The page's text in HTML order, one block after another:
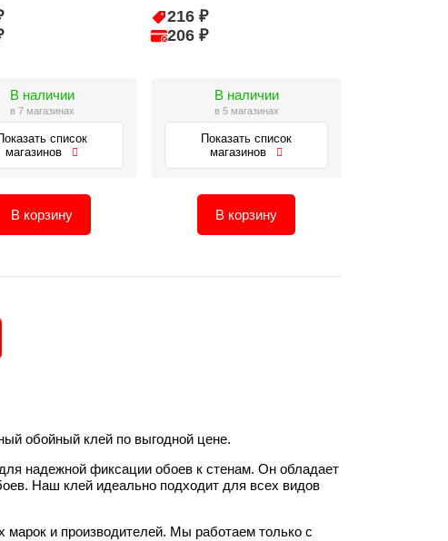
В наличии
в 7 магазинах
список
магазинов
В корзину
216 ₽
206 ₽
В наличии
в 5 магазинах
Показать список
магазинов
В корзину
обойный клей по выгодной цене.
надежной фиксации обоев к стенам. Он обладает
Наш клей идеально подходит для всех видов
и производителей. Мы работаем только с